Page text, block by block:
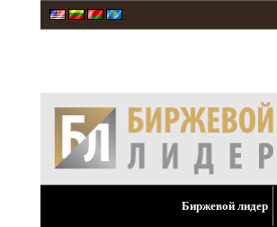
Биржевой лидер